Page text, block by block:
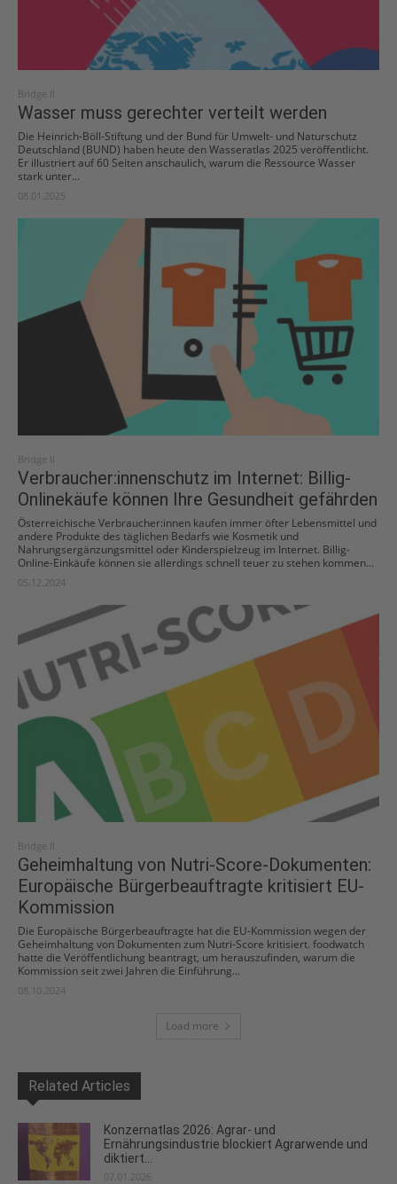
Bridge II
Wasser muss gerechter verteilt werden
Die Heinrich-Böll-Stiftung und der Bund für Umwelt- und Naturschutz
Deutschland (BUND) haben heute den Wasseratlas 2025 veröffentlicht.
Er illustriert auf 60 Seiten anschaulich, warum die Ressource Wasser
stark unter...
08.01.2025
Bridge II
Verbraucher:innenschutz im Internet: Billig-
Onlinekäufe können Ihre Gesundheit gefährden
Österreichische Verbraucher:innen kaufen immer öfter Lebensmittel und
andere Produkte des täglichen Bedarfs wie Kosmetik und
Nahrungsergänzungsmittel oder Kinderspielzeug im Internet. Billig-
Online-Einkäufe können sie allerdings schnell teuer zu stehen kommen...
05.12.2024
Bridge II
Geheimhaltung von Nutri-Score-Dokumenten:
Europäische Bürgerbeauftragte kritisiert EU-
Kommission
Die Europäische Bürgerbeauftragte hat die EU-Kommission wegen der
Geheimhaltung von Dokumenten zum Nutri-Score kritisiert. foodwatch
hatte die Veröffentlichung beantragt, um herauszufinden, warum die
Kommission seit zwei Jahren die Einführung...
08.10.2024
Load more
Related Articles
Konzernatlas 2026: Agrar- und
Ernährungsindustrie blockiert Agrarwende und
diktiert...
07.01.2026